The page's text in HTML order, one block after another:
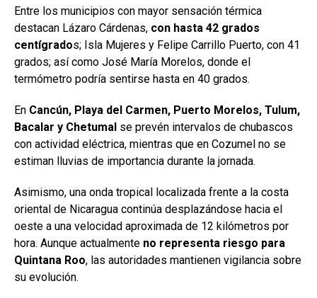
Entre los municipios con mayor sensación térmica
destacan Lázaro Cárdenas, con hasta 42 grados
centígrados; Isla Mujeres y Felipe Carrillo Puerto, con 41
grados; así como José María Morelos, donde el
termómetro podría sentirse hasta en 40 grados.
En Cancún, Playa del Carmen, Puerto Morelos, Tulum,
Bacalar y Chetumal se prevén intervalos de chubascos
con actividad eléctrica, mientras que en Cozumel no se
estiman lluvias de importancia durante la jornada.
Asimismo, una onda tropical localizada frente a la costa
oriental de Nicaragua continúa desplazándose hacia el
oeste a una velocidad aproximada de 12 kilómetros por
hora. Aunque actualmente no representa riesgo para
Quintana Roo, las autoridades mantienen vigilancia sobre
su evolución.